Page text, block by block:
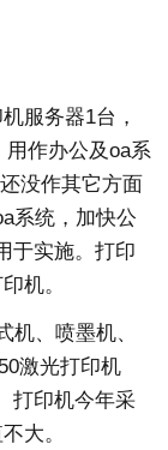
服务器1台，
作办公及oa系
没作其它方面
系统，加快公
于实施。打印
机。
机、喷墨机、
激光打印机
打印机今年采
大。